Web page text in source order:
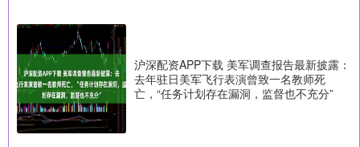
沪深配资APP下载 美军调查报告最新披露：
去年驻日美军飞行表演曾致一名教师死
亡，“任务计划存在漏洞，监督也不充分”